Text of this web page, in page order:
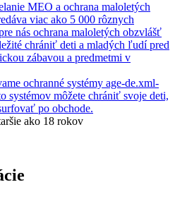
MEO a ochrana maloletých
viac ako 5 000 rôznych
nás ochrana maloletých obzvlášť
chrániť deti a mladých ľudí pred
zábavou a predmetmi v
ochranné systémy age-de.xml-
systémov môžete chrániť svoje deti,
po obchode.
ako 18 rokov